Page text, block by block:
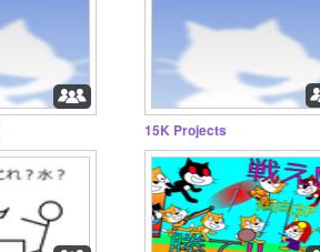
15K Projects